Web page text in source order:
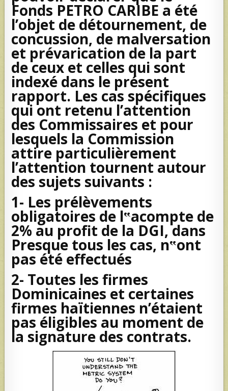
Fonds PETRO CARIBE a été
l’objet de détournement, de
concussion, de malversation
et prévarication de la part
de ceux et celles qui sont
indexé dans le présent
rapport. Les cas spécifiques
qui ont retenu l’attention
des Commissaires et pour
lesquels la Commission
attire particulièrement
l’attention tournent autour
des sujets suivants :
1- Les prélèvements
obligatoires de l‟acompte de
2% au profit de la DGI, dans
Presque tous les cas, n‟ont
pas été effectués
2- Toutes les firmes
Dominicaines et certaines
firmes haïtiennes n’étaient
pas éligibles au moment de
la signature des contrats.